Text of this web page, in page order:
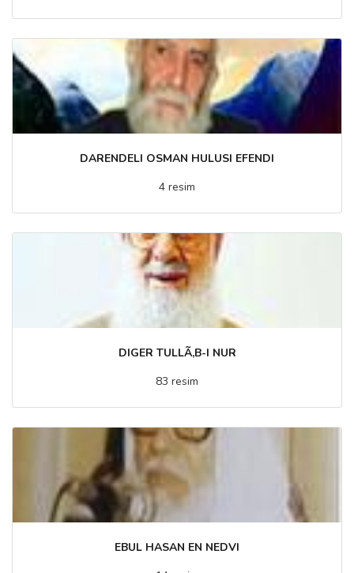
DARENDELI OSMAN HULUSI EFENDI
4 resim
DIGER TULLÃ‚B-I NUR
83 resim
EBUL HASAN EN NEDVI